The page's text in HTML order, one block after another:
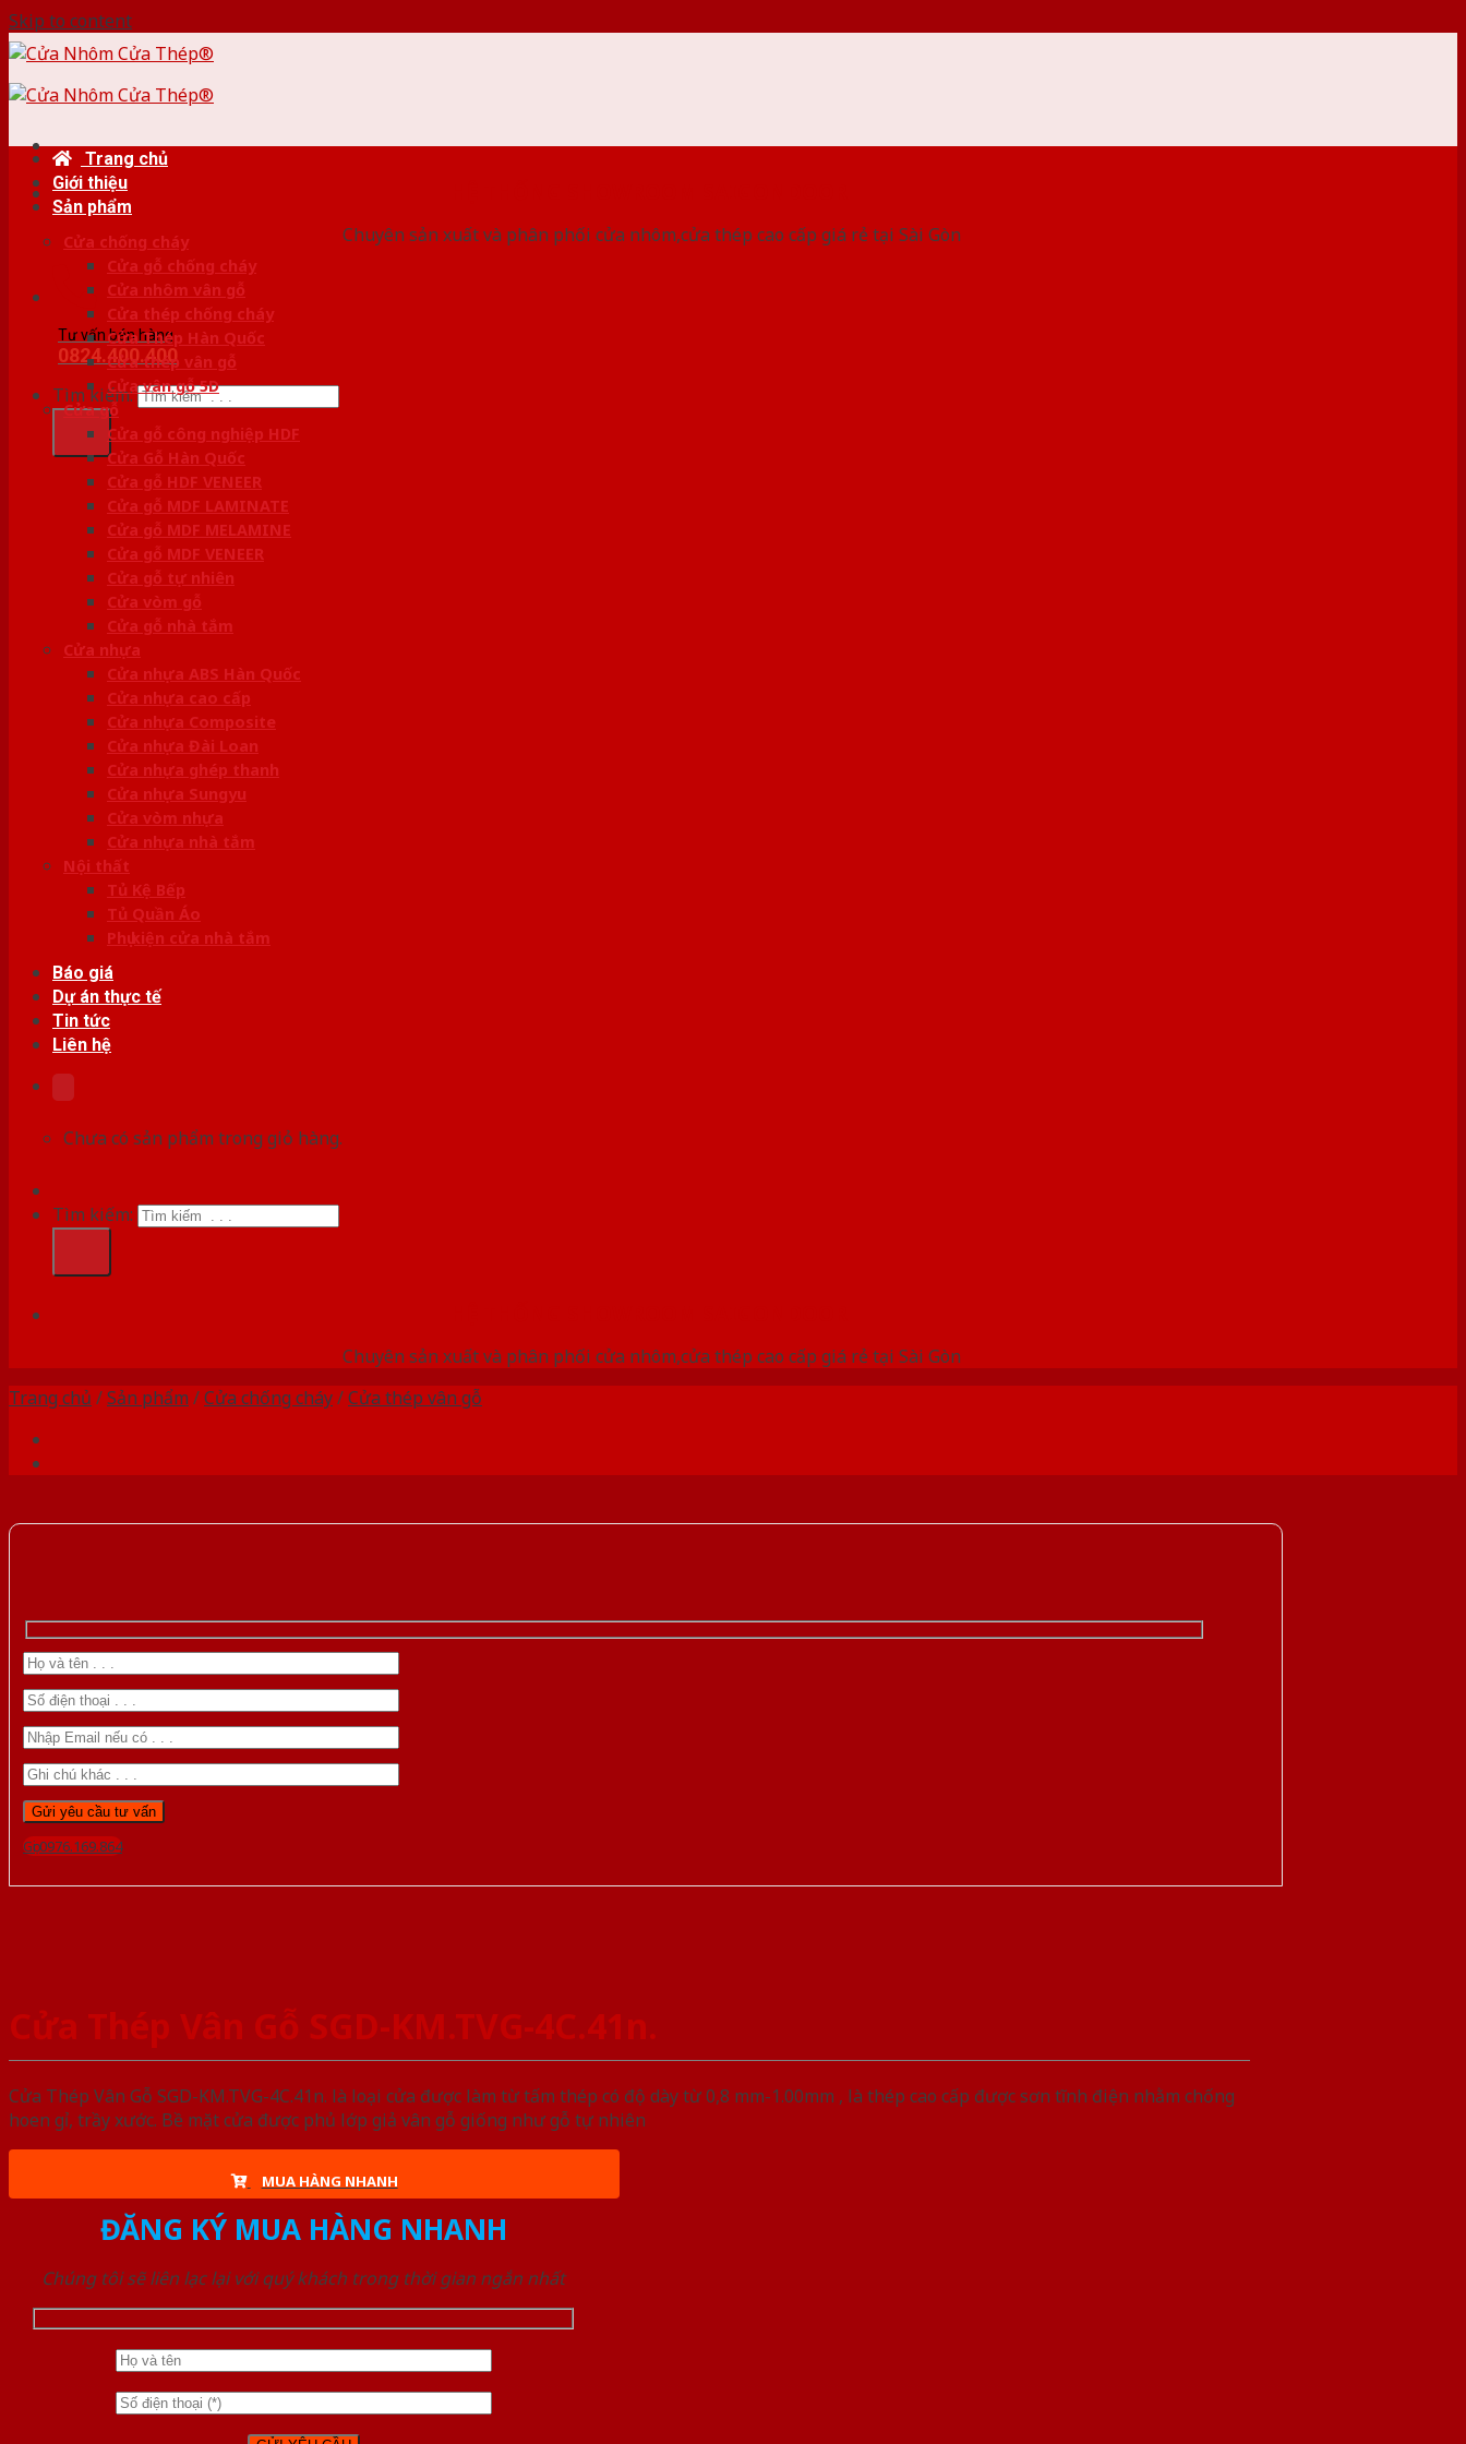
Skip to content
Chuyên sản xuất và phân phối cửa nhôm,cửa thép cao cấp giá rẻ tại Sài Gòn
Tư vấn bán hàng
0824.400.400
Tìm kiếm:
Trang chủ
Giới thiệu
Sản phẩm
Cửa chống cháy
Cửa gỗ chống cháy
Cửa nhôm vân gỗ
Cửa thép chống cháy
Cửa Thép Hàn Quốc
Cửa thép vân gỗ
Cửa vân gỗ 5D
Cửa gỗ
Cửa gỗ công nghiệp HDF
Cửa Gỗ Hàn Quốc
Cửa gỗ HDF VENEER
Cửa gỗ MDF LAMINATE
Cửa gỗ MDF MELAMINE
Cửa gỗ MDF VENEER
Cửa gỗ tự nhiên
Cửa vòm gỗ
Cửa gỗ nhà tắm
Cửa nhựa
Cửa nhựa ABS Hàn Quốc
Cửa nhựa cao cấp
Cửa nhựa Composite
Cửa nhựa Đài Loan
Cửa nhựa ghép thanh
Cửa nhựa Sungyu
Cửa vòm nhựa
Cửa nhựa nhà tắm
Nội thất
Tủ Kệ Bếp
Tủ Quần Áo
Phụ kiện cửa nhà tắm
Báo giá
Dự án thực tế
Tin tức
Liên hệ
Chưa có sản phẩm trong giỏ hàng.
Tìm kiếm:
Chuyên sản xuất và phân phối cửa nhôm,cửa thép cao cấp giá rẻ tại Sài Gòn
Trang chủ /Sản phẩm /Cửa chống cháy/Cửa thép vân gỗ
Gọi 0976.169.864
Cửa Thép Vân Gỗ SGD-KM.TVG-4C.41n.
Cửa Thép Vân Gỗ SGD-KM.TVG-4C.41n. là loại cửa được làm từ tấm thép có độ dày từ 0,8 mm-1.00mm , là thép cao cấp được sơn tĩnh điện nhằm chống
hoen gỉ, trầy xước. Bề mặt cửa được phủ lớp giả vân gỗ giống như gỗ tự nhiên
MUA HÀNG NHANH
ĐĂNG KÝ MUA HÀNG NHANH
Chúng tôi sẽ liên lạc lại với quý khách trong thời gian ngắn nhất